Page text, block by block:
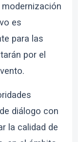
es
para las
por el
diálogo con
la calidad de